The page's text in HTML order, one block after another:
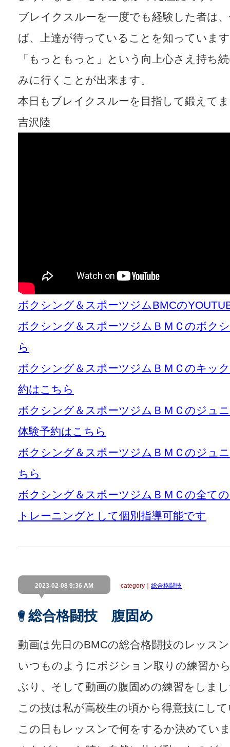
ブレイクスルーを一度でも経験した者は
ば、上達が待っていることを知っていま
「もっともっと」という向上心さえ持ち
みに行くことが出来ます。
本日もブレイクスルーを目指して鍛えて
吉沢陸
ボクシング＆スポーツジムBMCの
ボクシング＆スポーツジムＢＭＣのボク
ら
ボクシング＆スポーツジムＢＭＣのキッ
約はこちら
ボクシング＆スポーツジムＢＭＣのジュ
体験予約はこちら
ボクシング＆スポーツジムＢＭＣのジュ
ちら
ボクシング＆スポーツジムＢＭＣの全て
トレーニングとして個別指導可能です
2023-02-08 9:36 AM category｜ 総合格闘技
総合格闘技 腹固め
動画は先日のBMCの総合格闘技のレッス
いつものようにポジション取りの練習か
ぶり、そして動画の腹固めの練習をしま
この技は私が高校生の頃から得意技にし
この日もレッスンで何をするか決めてい